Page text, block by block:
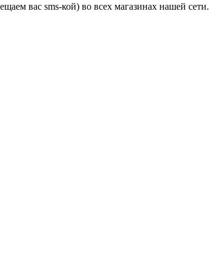
вас sms-кой) во всех магазинах нашей сети.